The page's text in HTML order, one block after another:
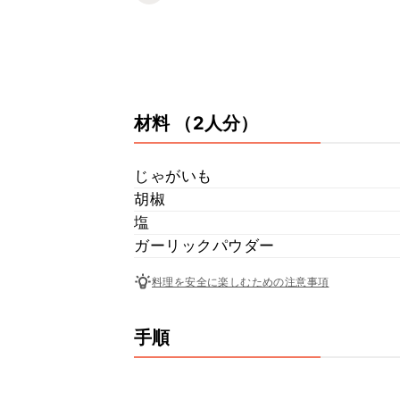
材料 （2人分）
じゃがいも
胡椒
塩
ガーリックパウダー
料理を安全に楽しむための注意事項
手順